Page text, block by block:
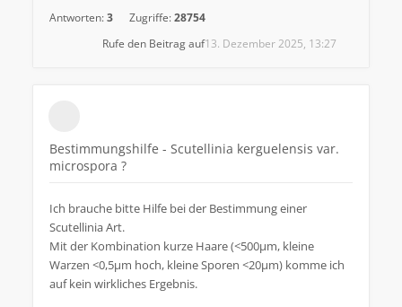
Antworten:3 Zugriffe:28754
13. Dezember 2025, 13:27
Rufe den Beitrag auf
Bestimmungshilfe - Scutellinia kerguelensis var.
microspora ?
Ich brauche bitte Hilfe bei der Bestimmung einer
Scutellinia Art.
Mit der Kombination kurze Haare (<500µm, kleine
Warzen <0,5µm hoch, kleine Sporen <20µm) komme ich
auf kein wirkliches Ergebnis.